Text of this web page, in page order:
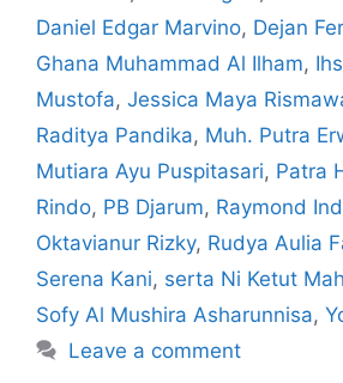
Daniel Edgar Marvino, Dejan
Ghana Muhammad Al Ilham,
Mustofa, Jessica Maya
Raditya Pandika, Muh. Putra
Mutiara Ayu Puspitasari, Patra
Rindo, PB Djarum, Raymond
Oktavianur Rizky, Rudya Aulia
Serena Kani, serta Ni Ketut
Sofy Al Mushira Asharunnisa,
Leave a comment